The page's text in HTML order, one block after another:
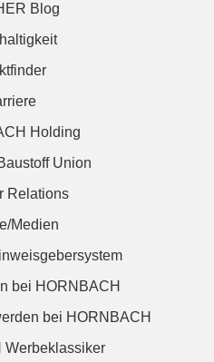
Blog
Holding
Union
Relations
Medien
bei HORNBACH
bei HORNBACH
Werbeklassiker